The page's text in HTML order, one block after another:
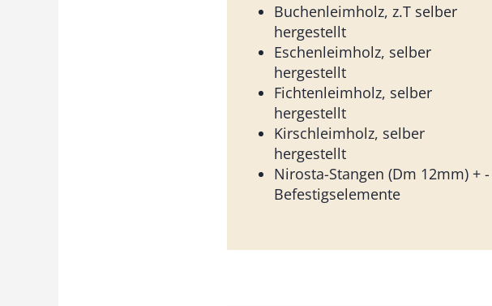
Buchenleimholz, z.T selber
hergestellt
Eschenleimholz, selber
hergestellt
Fichtenleimholz, selber
hergestellt
Kirschleimholz, selber
hergestellt
Nirosta-Stangen (Dm 12mm) + -
Befestigselemente